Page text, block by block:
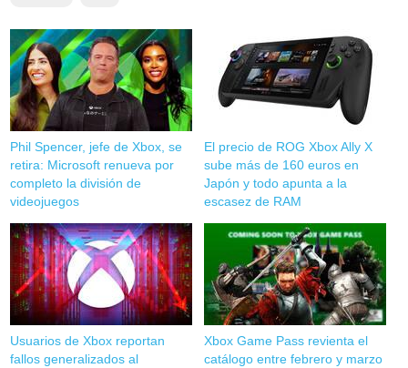
Phil Spencer, jefe de Xbox, se
retira: Microsoft renueva por
completo la división de
videojuegos
El precio de ROG Xbox Ally X
sube más de 160 euros en
Japón y todo apunta a la
escasez de RAM
Usuarios de Xbox reportan
fallos generalizados al
Xbox Game Pass revienta el
catálogo entre febrero y marzo